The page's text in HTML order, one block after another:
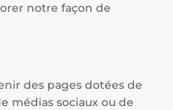
notre façon de
des pages dotées de
médias sociaux ou de